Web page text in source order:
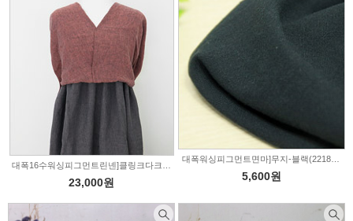
대폭16수워싱피그먼트린넨]클링크다크계열-4color(224884)
23,000원
5,600원